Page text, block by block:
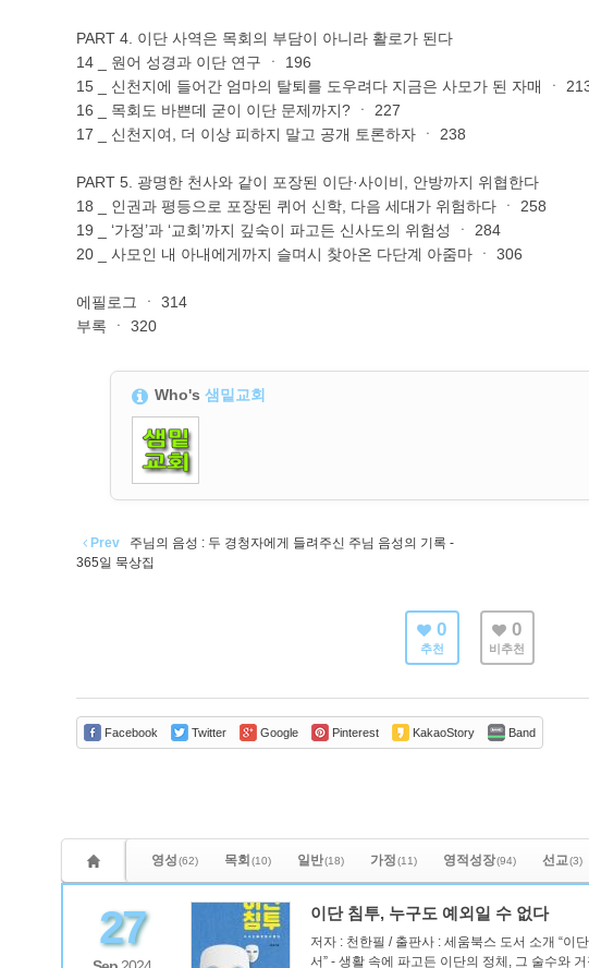
PART 4. 이단 사역은 목회의 부담이 아니라 활로가 된다
14 _ 원어 성경과 이단 연구 ㆍ 196
15 _ 신천지에 들어간 엄마의 탈퇴를 도우려다 지금은 사모가 된 자매 ㆍ
16 _ 목회도 바쁜데 굳이 이단 문제까지? ㆍ 227
17 _ 신천지여, 더 이상 피하지 말고 공개 토론하자 ㆍ 238
PART 5. 광명한 천사와 같이 포장된 이단·사이비, 안방까지 위협한다
18 _ 인권과 평등으로 포장된 퀴어 신학, 다음 세대가 위험하다 ㆍ 258
19 _ ‘가정’과 ‘교회’까지 깊숙이 파고든 신사도의 위험성 ㆍ 284
20 _ 사모인 내 아내에게까지 슬며시 찾아온 다단계 아줌마 ㆍ 306
에필로그 ㆍ 314
부록 ㆍ 320
Who's 샘밑교회
Prev
주님의 음성 : 두 경청자에게 들려주신 주님 음성의 기록 -
365일 묵상집
0
추천
0
비추천
Facebook Twitter Google Pinterest KakaoStory Band
영성(62) 목회 (10) 일반(18) 가정(11) 영적성장(94) 선교(3)
27 이단 침투, 누구도 예외일 수 없다
저자 : 천한필 / 출판사 : 세움북스 도서 소개 “이
서” - 생활 속에 파고든 이단의 정체, 그 술수와